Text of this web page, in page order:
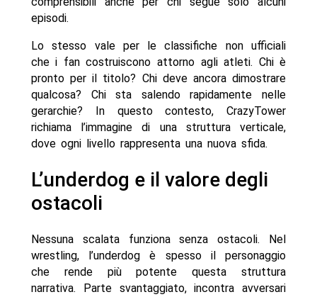
episodi.
Lo stesso vale per le classifiche non ufficiali
che i fan costruiscono attorno agli atleti. Chi è
pronto per il titolo? Chi deve ancora dimostrare
qualcosa? Chi sta salendo rapidamente nelle
gerarchie? In questo contesto, CrazyTower
richiama l’immagine di una struttura verticale,
dove ogni livello rappresenta una nuova sfida.
L’underdog e il valore degli
ostacoli
Nessuna scalata funziona senza ostacoli. Nel
wrestling, l’underdog è spesso il personaggio
che rende più potente questa struttura
narrativa. Parte svantaggiato, incontra avversari